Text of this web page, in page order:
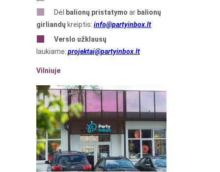
Dėl
balionų pristatymo ar balionų
girliandų kreiptis: info@partyinbox.lt
Verslo užklausų
laukiame: projektai@partyinbox.lt
Vilniuje